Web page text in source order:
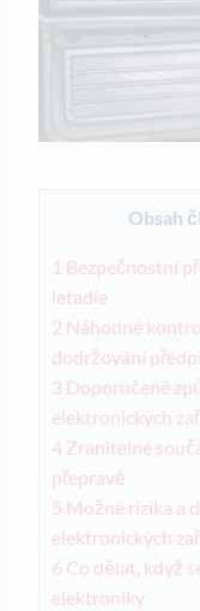
Obsah
1 Bezpečnostní
letadle
2 Náhodné
dodržování
3 Doporučené
elektronických
4 Zranitelné
přepravě
5 Možné rizika a
elektronických
6 Co dělat, když
elektroniky